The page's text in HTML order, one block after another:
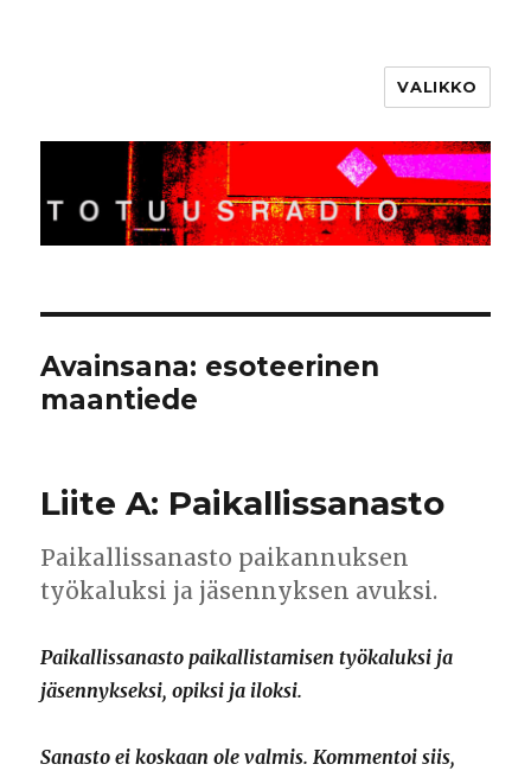
VALIKKO
Avainsana: esoteerinen
maantiede
Liite A: Paikallissanasto
Paikallissanasto paikannuksen
työkaluksi ja jäsennyksen avuksi.
Paikallissanasto paikallistamisen työkaluksi ja
jäsennykseksi, opiksi ja iloksi.
Sanasto ei koskaan ole valmis. Kommentoi siis,